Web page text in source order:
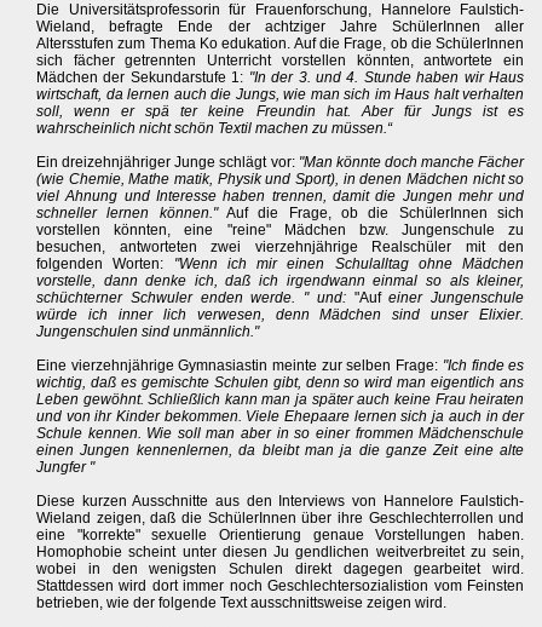
Die Universitätsprofessorin für Frauenforschung, Hannelore Faulstich-
Wieland, befragte Ende der achtziger Jahre SchülerInnen aller
Altersstufen zum Thema Ko edukation. Auf die Frage, ob die SchülerInnen
sich fächer getrennten Unterricht vorstellen könnten, antwortete ein
Mädchen der Sekundarstufe 1: "In der 3. und 4. Stunde haben wir Haus
wirtschaft, da lernen auch die Jungs, wie man sich im Haus halt verhalten
soll, wenn er spä ter keine Freundin hat. Aber für Jungs ist es
wahrscheinlich nicht schön Textil machen zu müssen.“
Ein dreizehnjähriger Junge schlägt vor: "Man könnte doch manche Fächer
(wie Chemie, Mathe matik, Physik und Sport), in denen Mädchen nicht so
viel Ahnung und Interesse haben trennen, damit die Jungen mehr und
schneller lernen können."Auf die Frage, ob die SchülerInnen sich
vorstellen könnten, eine "reine" Mädchen bzw. Jungenschule zu
besuchen, antworteten zwei vierzehnjährige Realschüler mit den
folgenden Worten:
"Wenn ich mir einen Schulalltag ohne Mädchen
vorstelle, dann denke ich, daß ich irgendwann einmal so als kleiner,
schüchterner Schwuler enden werde. " und:"Aufeiner Jungenschule
würde ich inner lich verwesen, denn Mädchen sind unser Elixier.
Jungenschulen sind unmännlich."
Eine vierzehnjährige Gymnasiastin meinte zur selben Frage: "Ich finde es
wichtig, daß es gemischte Schulen gibt, denn so wird man eigentlich ans
Leben gewöhnt. Schließlich kann man ja später auch keine Frau heiraten
und von ihr Kinder bekommen. Viele Ehepaare lernen sich ja auch in der
Schule kennen. Wie soll man aber in so einer frommen Mädchenschule
einen Jungen kennenlernen, da bleibt man ja die ganze Zeit eine alte
Jungfer "
Diese kurzen Ausschnitte aus den Interviews von Hannelore Faulstich-
Wieland zeigen, daß die SchülerInnen über ihre Geschlechterrollen und
eine "korrekte" sexuelle Orientierung genaue Vorstellungen haben.
Homophobie scheint unter diesen Ju gendlichen weitverbreitet zu sein,
wobei in den wenigsten Schulen direkt dagegen gearbeitet wird.
Stattdessen wird dort immer noch Geschlechtersozialistion vom Feinsten
betrieben, wie der folgende Text ausschnittsweise zeigen wird.